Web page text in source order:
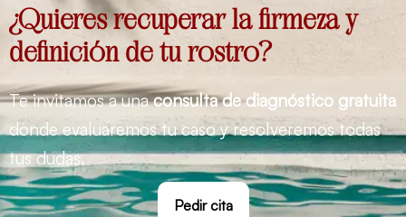
¿Quieres recuperar la firmeza y
definición de tu rostro?
Te invitamos a unaconsulta de diagnóstico gratuita
donde evaluaremos tu caso y resolveremos todas
tus dudas.
Pedir cita